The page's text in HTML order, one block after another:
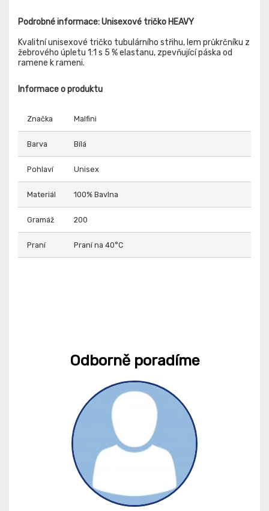
Podrobné informace: Unisexové tričko HEAVY
Kvalitní unisexové tričko tubulárního střihu, lem průkrčníku z
žebrového úpletu 1:1 s 5 % elastanu, zpevňující páska od
ramene k rameni.
Informace o produktu
Značka Malfini
Barva Bílá
Pohlaví Unisex
Materiál 100% Bavlna
Gramáž 200
Praní Praní na 40°C
Odborně poradíme